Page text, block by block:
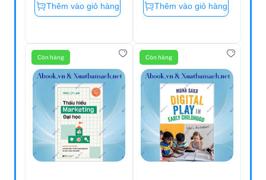
Thêm vào giỏ hàng Thêm vào giỏ hàng
Còn hàng Còn hàng